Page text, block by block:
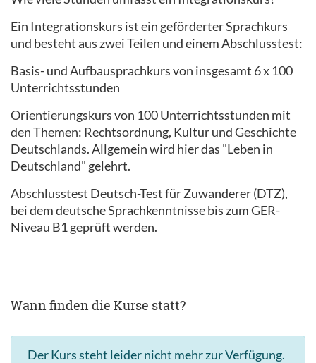
Ein Integrationskurs ist ein geförderter Sprachkurs
und besteht aus zwei Teilen und einem Abschlusstest:
Basis- und Aufbausprachkurs von insgesamt 6 x 100
Unterrichtsstunden
Orientierungskurs von 100 Unterrichtsstunden mit
den Themen: Rechtsordnung, Kultur und Geschichte
Deutschlands. Allgemein wird hier das "Leben in
Deutschland" gelehrt.
Abschlusstest Deutsch-Test für Zuwanderer (DTZ),
bei dem deutsche Sprachkenntnisse bis zum GER-
Niveau B1 geprüft werden.
Wann finden die Kurse statt?
Der Kurs steht leider nicht mehr zur Verfügung.